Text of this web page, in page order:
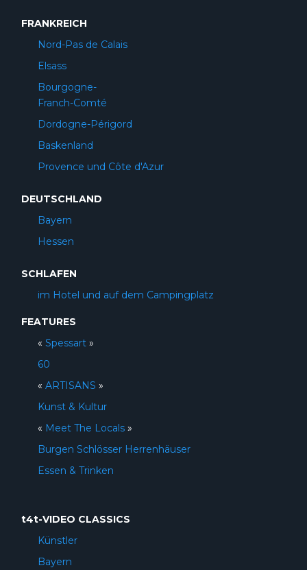
FRANKREICH
Nord-Pas de Calais
Elsass
Bourgogne-
Franch-Comté
Dordogne-Périgord
Baskenland
Provence und Côte d'Azur
DEUTSCHLAND
Bayern
Hessen
SCHLAFEN
im Hotel und auf dem Campingplatz
FEATURES
« Spessart »
60
« ARTISANS »
Kunst & Kultur
« Meet The Locals »
Burgen Schlösser Herrenhäuser
Essen & Trinken
t4t-VIDEO CLASSICS
Künstler
Bayern